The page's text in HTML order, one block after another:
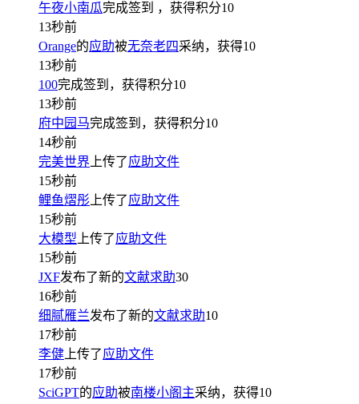
午夜小南瓜完成签到 ，获得积分10
13秒前
Orange的应助被无奈老四采纳，获得10
13秒前
100完成签到，获得积分10
13秒前
府中园马完成签到，获得积分10
14秒前
完美世界 上传了应助文件
15秒前
鲤鱼熠彤 上传了应助文件
15秒前
大模型 上传了应助文件
15秒前
JXF发布了新的文献求助30
16秒前
细腻雁兰发布了新的文献求助10
17秒前
李健 上传了应助文件
17秒前
SciGPT的应助被南楼小阁主采纳，获得10